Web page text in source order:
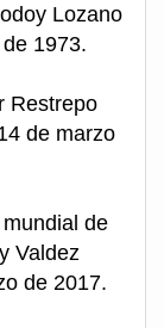
Lozano
1973.
Restrepo
de marzo
de
Valdez
de 2017.